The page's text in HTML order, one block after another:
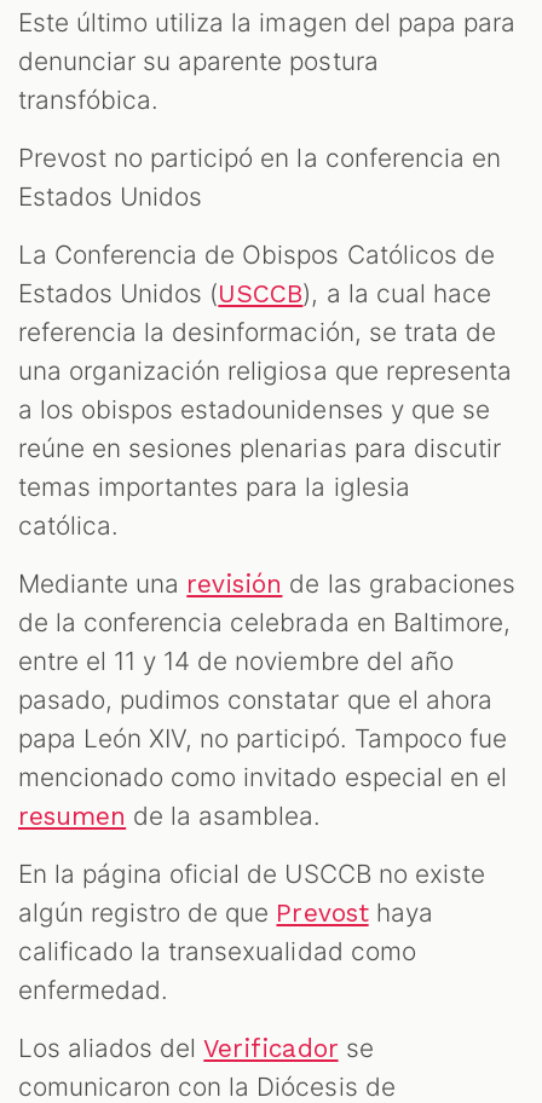
Este último utiliza la imagen del papa para
denunciar su aparente postura
transfóbica.
Prevost no participó en la conferencia en
Estados Unidos
La Conferencia de Obispos Católicos de
Estados Unidos (USCCB), a la cual hace
referencia la desinformación, se trata de
una organización religiosa que representa
a los obispos estadounidenses y que se
reúne en sesiones plenarias para discutir
temas importantes para la iglesia
católica.
Mediante una revisión de las grabaciones
de la conferencia celebrada en Baltimore,
entre el 11 y 14 de noviembre del año
pasado, pudimos constatar que el ahora
papa León XIV, no participó. Tampoco fue
mencionado como invitado especial en el
resumen de la asamblea.
En la página oficial de USCCB no existe
algún registro de que Prevosthaya
calificado la transexualidad como
enfermedad.
Los aliados delVerificador se
comunicaron con la Diócesis de